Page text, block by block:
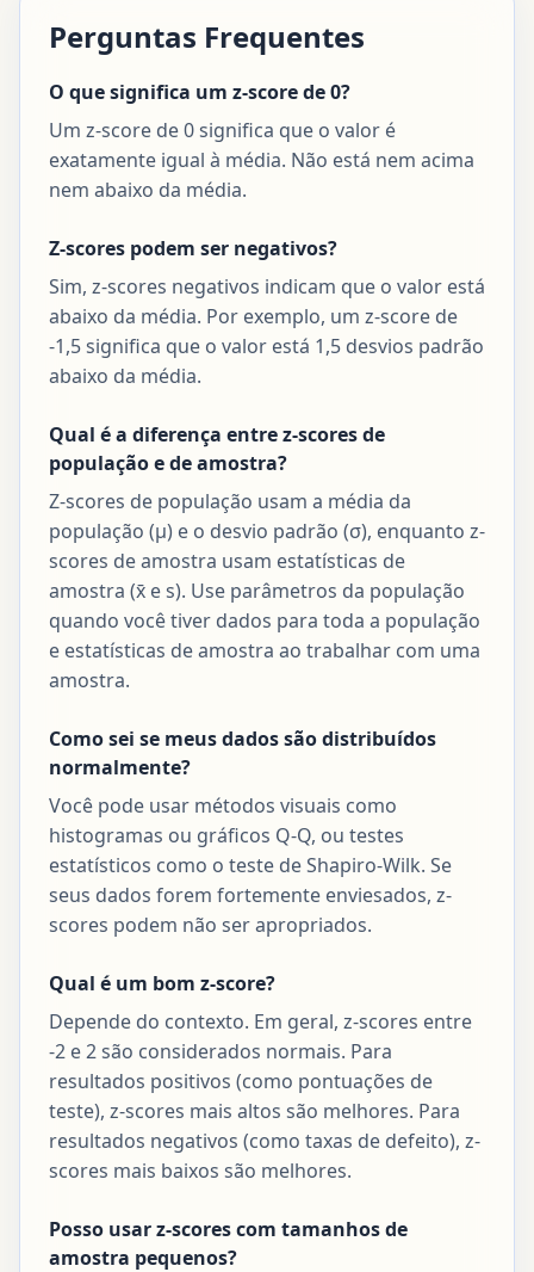
Perguntas Frequentes
O que significa um z-score de 0?
Um z-score de 0 significa que o valor é
exatamente igual à média. Não está nem acima
nem abaixo da média.
Z-scores podem ser negativos?
Sim, z-scores negativos indicam que o valor está
abaixo da média. Por exemplo, um z-score de
-1,5 significa que o valor está 1,5 desvios padrão
abaixo da média.
Qual é a diferença entre z-scores de
população e de amostra?
Z-scores de população usam a média da
população (μ) e o desvio padrão (σ), enquanto z-
scores de amostra usam estatísticas de
amostra (x̄ e s). Use parâmetros da população
quando você tiver dados para toda a população
e estatísticas de amostra ao trabalhar com uma
amostra.
Como sei se meus dados são distribuídos
normalmente?
Você pode usar métodos visuais como
histogramas ou gráficos Q-Q, ou testes
estatísticos como o teste de Shapiro-Wilk. Se
seus dados forem fortemente enviesados, z-
scores podem não ser apropriados.
Qual é um bom z-score?
Depende do contexto. Em geral, z-scores entre
-2 e 2 são considerados normais. Para
resultados positivos (como pontuações de
teste), z-scores mais altos são melhores. Para
resultados negativos (como taxas de defeito), z-
scores mais baixos são melhores.
Posso usar z-scores com tamanhos de
amostra pequenos?